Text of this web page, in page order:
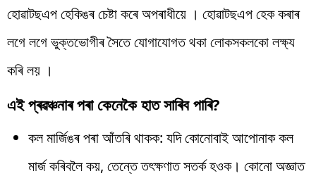
হোৱাটছএপ হেকিঙৰ চেষ্টা কৰে অপৰাধীয়ে । হোৱাটছএপ হেক কৰাৰ
লগে লগে ভুক্তভোগীৰ সৈতে যোগাযোগত থকা লোকসকলকো লক্ষ্য
কৰি লয় ।
এই প্ৰৱঞ্চনাৰ পৰা কেনেকৈ হাত সাৰিব পাৰি?
কল মাৰ্জিঙৰ পৰা আঁতৰি থাকক: যদি কোনোবাই আপোনাক কল
মাৰ্জ কৰিবলৈ কয়, তেন্তে তৎক্ষণাত সতৰ্ক হওক। কোনো অজ্ঞাত